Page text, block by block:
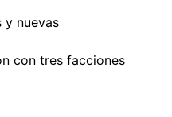
y nuevas
con tres facciones